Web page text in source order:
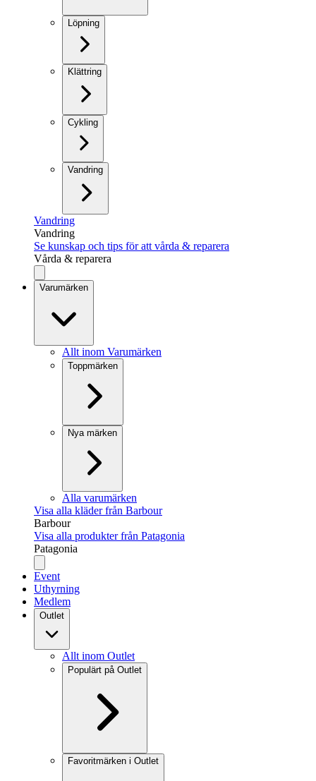
Löpning
Klättring
Cykling
Vandring
Vandring
Vandring
Se kunskap och tips för att vårda & reparera
Vårda & reparera
Varumärken
Allt inom Varumärken
Toppmärken
Nya märken
Alla varumärken
Visa alla kläder från Barbour
Barbour
Visa alla produkter från Patagonia
Patagonia
Event
Uthyrning
Medlem
Outlet
Allt inom Outlet
Populärt på Outlet
Favoritmärken i Outlet